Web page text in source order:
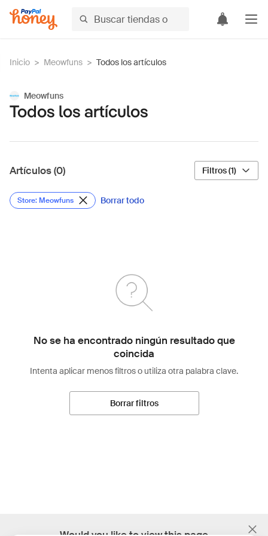
Inicio > Meowfuns > Todos los artículos
Meowfuns
Todos los artículos
Artículos (0) Filtros (1)
Store: Meowfuns Borrar todo
No se ha encontrado ningún resultado que
coincida
Intenta aplicar menos filtros o utiliza otra palabra clave.
Borrar filtros